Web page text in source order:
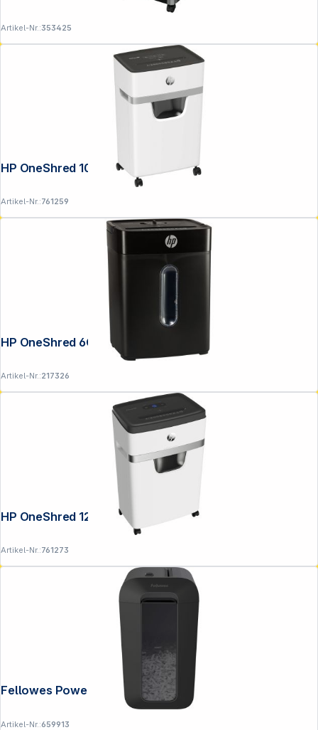
Artikel-Nr.:353425
HP OneShred 10MC
Artikel-Nr.:761259
HP OneShred 6CC
Artikel-Nr.:217326
HP OneShred 12MC
Artikel-Nr.:761273
Fellowes Powershred LX 65 schwarz
Artikel-Nr.:659913